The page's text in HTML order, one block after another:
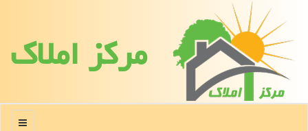
مركز املاك
منو